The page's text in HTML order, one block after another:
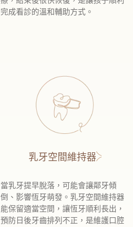
完成看診的溫和輔助方式。
乳牙空間維持器
當乳牙提早脫落，可能會讓鄰牙傾
倒、影響恆牙萌發。乳牙空間維持器
能保留適當空間，讓恆牙順利長出，
預防日後牙齒排列不正，是維護口腔